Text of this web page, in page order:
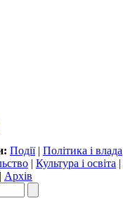
Події| Політика і влада
| Культура і освіта |
| Архів